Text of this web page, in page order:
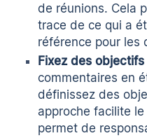
de réunions. Cela
trace de ce qui a
référence pour les
Fixez des
commentaires en
définissez des
approche facilite
permet de